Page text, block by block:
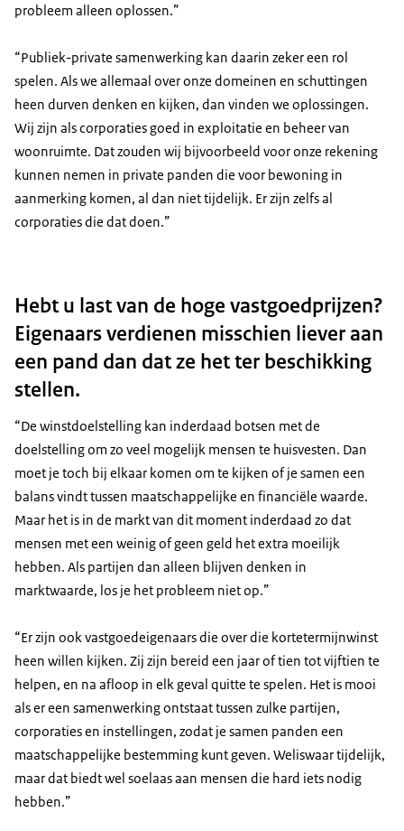
probleem alleen oplossen.”
“Publiek-private samenwerking kan daarin zeker een rol
spelen. Als we allemaal over onze domeinen en schuttingen
heen durven denken en kijken, dan vinden we oplossingen.
Wij zijn als corporaties goed in exploitatie en beheer van
woonruimte. Dat zouden wij bijvoorbeeld voor onze rekening
kunnen nemen in private panden die voor bewoning in
aanmerking komen, al dan niet tijdelijk. Er zijn zelfs al
corporaties die dat doen.”
Hebt u last van de hoge vastgoedprijzen?
Eigenaars verdienen misschien liever aan
een pand dan dat ze het ter beschikking
stellen.
“De winstdoelstelling kan inderdaad botsen met de
doelstelling om zo veel mogelijk mensen te huisvesten. Dan
moet je toch bij elkaar komen om te kijken of je samen een
balans vindt tussen maatschappelijke en financiële waarde.
Maar het is in de markt van dit moment inderdaad zo dat
mensen met een weinig of geen geld het extra moeilijk
hebben. Als partijen dan alleen blijven denken in
marktwaarde, los je het probleem niet op.”
“Er zijn ook vastgoedeigenaars die over die kortetermijnwinst
heen willen kijken. Zij zijn bereid een jaar of tien tot vijftien te
helpen, en na afloop in elk geval quitte te spelen. Het is mooi
als er een samenwerking ontstaat tussen zulke partijen,
corporaties en instellingen, zodat je samen panden een
maatschappelijke bestemming kunt geven. Weliswaar tijdelijk,
maar dat biedt wel soelaas aan mensen die hard iets nodig
hebben.”